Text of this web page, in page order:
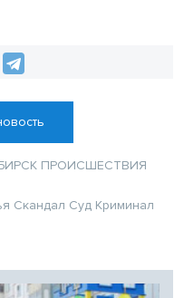
ПРОИСШЕСТВИЯ
Скандал Суд Криминал